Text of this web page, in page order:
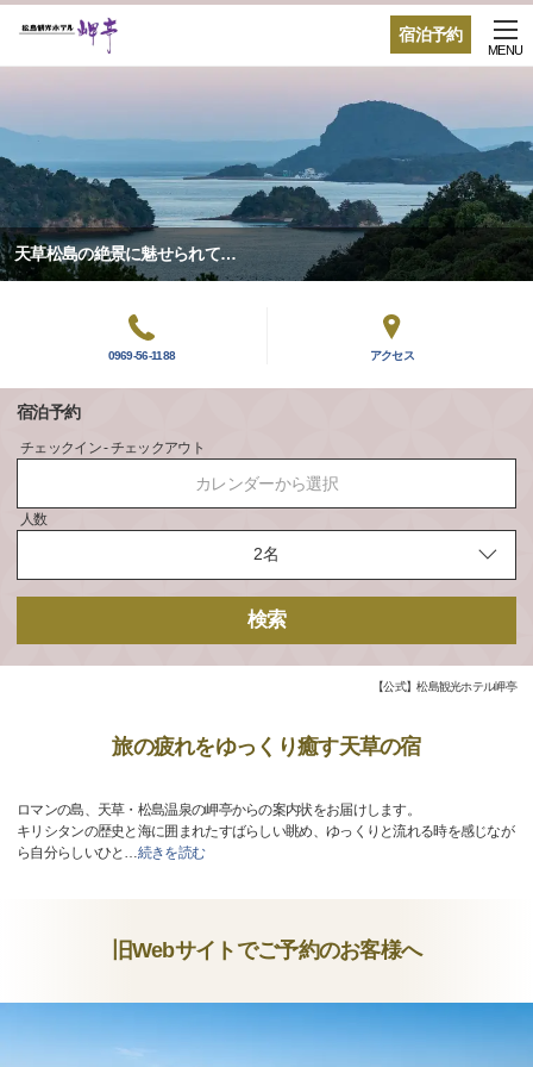
宿泊予約
MENU
天草松島の絶景に魅せられて…
0969-56-1188 アクセス
宿泊予約
チェックイン - チェックアウト
カレンダーから選択
人数
検索
【公式】松島観光ホテル岬亭
旅の疲れをゆっくり癒す天草の宿
ロマンの島、天草・松島温泉の岬亭からの案内状をお届けします。
キリシタンの歴史と海に囲まれたすばらしい眺め、ゆっくりと流れる時を感じなが
ら自分らしいひと …続きを読む
旧Webサイトでご予約のお客様へ